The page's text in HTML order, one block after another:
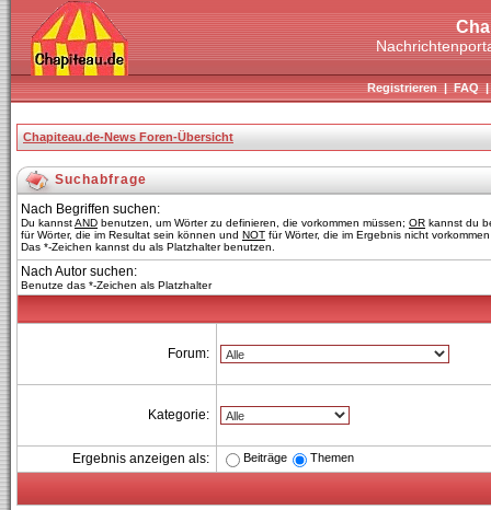
Registrieren|FAQ
Chapiteau.de-News Foren-Übersicht
Suchabfrage
Nach Begriffen suchen:
Du kannstAND benutzen, um Wörter zu definieren, die vorkommen müssen; OR kannst du
für Wörter, die im Resultat sein können und NOT für Wörter, die im Ergebnis nicht
Das *-Zeichen kannst du als Platzhalter benutzen.
Nach Autor suchen:
Benutze das *-Zeichen als Platzhalter
Forum:
Kategorie:
Ergebnis anzeigen als: Beiträge Themen